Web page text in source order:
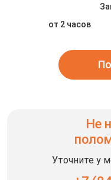
от 2 часов
Не
Уточните у